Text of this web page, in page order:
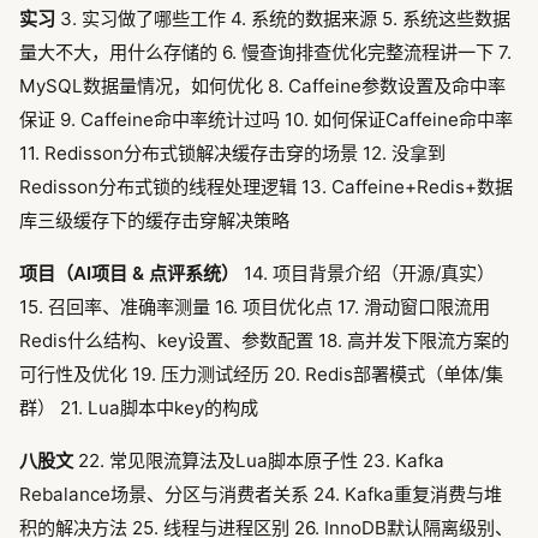
实习 3. 实习做了哪些工作 4. 系统的数据来源 5. 系统这些数据
量大不大，用什么存储的 6. 慢查询排查优化完整流程讲一下 7.
MySQL数据量情况，如何优化 8. Caffeine参数设置及命中率
保证 9. Caffeine命中率统计过吗 10. 如何保证Caffeine命中率
11. Redisson分布式锁解决缓存击穿的场景 12. 没拿到
Redisson分布式锁的线程处理逻辑 13. Caffeine+Redis+数据
库三级缓存下的缓存击穿解决策略
项目（AI项目 & 点评系统）
14. 项目背景介绍（开源/真实）
15. 召回率、准确率测量 16. 项目优化点 17. 滑动窗口限流用
Redis什么结构、key设置、参数配置 18. 高并发下限流方案的
可行性及优化 19. 压力测试经历 20. Redis部署模式（单体/集
群） 21. Lua脚本中key的构成
八股文 22. 常见限流算法及Lua脚本原子性 23. Kafka
Rebalance场景、分区与消费者关系 24. Kafka重复消费与堆
积的解决方法 25. 线程与进程区别 26. InnoDB默认隔离级别、